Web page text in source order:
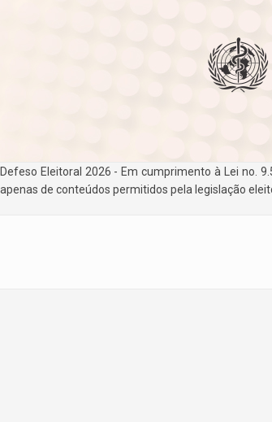
Defeso Eleitoral 2026 - Em cumprimento à Lei no.
apenas de conteúdos permitidos pela legislação